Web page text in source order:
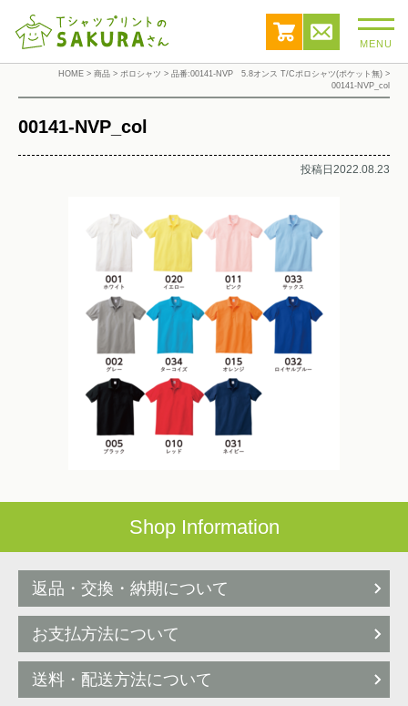
MENU
HOME > 商品 > ポロシャツ > 品番:00141-NVP 5.8オンス T/Cポロシャツ(ポケット無) >
00141-NVP_col
00141-NVP_col
投稿日2022.08.23
Shop Information
返品・交換・納期について
お支払方法について
送料・配送方法について